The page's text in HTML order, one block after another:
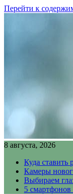
Перейти к
8 августа, 2026
Куда ставить
Камеры
Выбираем
5